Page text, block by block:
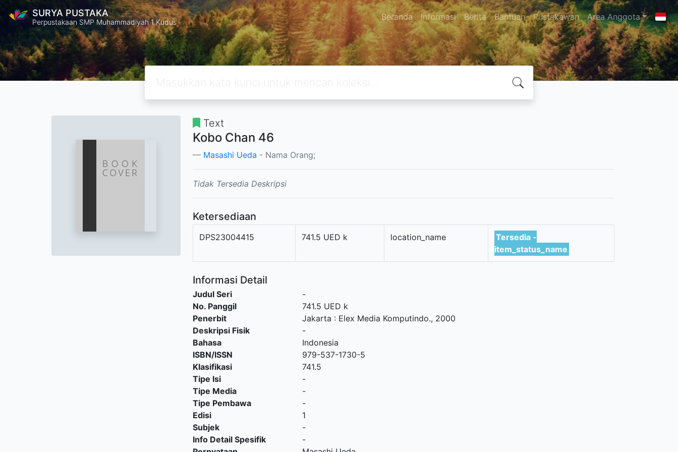
SURYA PUSTAKA
Perpustakaan SMP Muhammadiyah 1 Kudus Beranda Informasi Berita Bantuan Pustakawan Area Anggota
Text
Kobo Chan 46
Masashi Ueda - Nama Orang;
Tidak Tersedia Deskripsi
Ketersediaan
DPS23004415 741.5 UED k location_name
Tersedia -
item_status_name
Informasi Detail
Judul Seri
-
No. Panggil
741.5 UED k
Penerbit
Jakarta : Elex Media Komputindo., 2000
Deskripsi Fisik
-
Bahasa
Indonesia
ISBN/ISSN
979-537-1730-5
Klasifikasi
741.5
Tipe Isi
-
Tipe Media
-
Tipe Pembawa
-
Edisi
1
Subjek
-
Info Detail Spesifik
-